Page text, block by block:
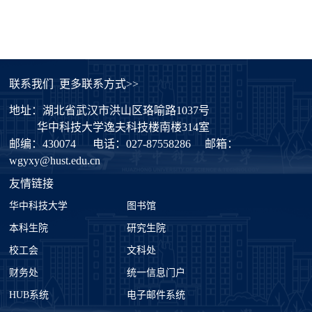
联系我们 更多联系方式>>
地址：湖北省武汉市洪山区珞喻路1037号
华中科技大学逸夫科技楼南楼314室
邮编：430074
电话：027-87558286
邮箱：
wgyxy@hust.edu.cn
友情链接
华中科技大学 图书馆
本科生院 研究生院
校工会 文科处
财务处 统一信息门户
HUB系统 电子邮件系统